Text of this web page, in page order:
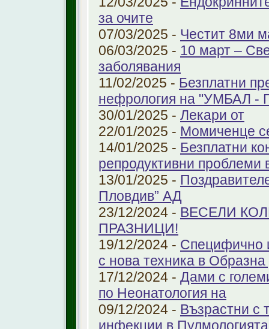
за очите
07/03/2025 - Честит 8ми
06/03/2025 - 10 март –
заболявания
11/02/2025 - Безплатни
нефрология на "УМБАЛ -
30/01/2025 - Лекари от
22/01/2025 - Момиченце
14/01/2025 - Безплатни
репродуктивни
13/01/2025 -
Пловдив” АД
23/12/2024 - ВЕСЕЛИ
ПРАЗНИЦИ!
19/12/2024 - Специфично
с нова техника в Образна
17/12/2024 - Дами с
по Неонатология на
09/12/2024 - Възрастни с
инфекции в